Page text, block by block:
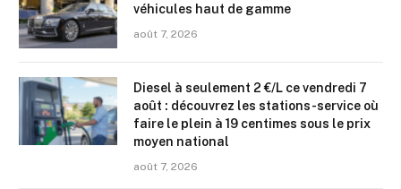
véhicules haut de gamme
août 7, 2026
Diesel à seulement 2 €/L ce vendredi 7
août : découvrez les stations-service où
faire le plein à 19 centimes sous le prix
moyen national
août 7, 2026